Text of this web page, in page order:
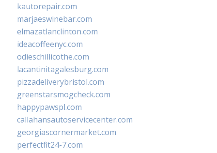
kautorepair.com
marjaeswinebar.com
elmazatlanclinton.com
ideacoffeenyc.com
odieschillicothe.com
lacantinitagalesburg.com
pizzadeliverybristol.com
greenstarsmogcheck.com
happypawspl.com
callahansautoservicecenter.com
georgiascornermarket.com
perfectfit24-7.com